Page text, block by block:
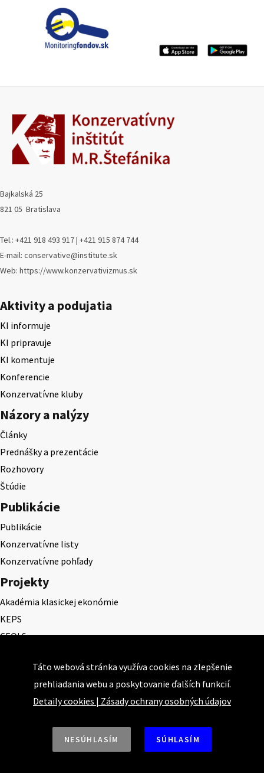
Bajkalská 25
821 05 Bratislava
Tel.: +421 918 493 917 | +421 915 874 744
E-mail: conservative@institute.sk
Web: https://www.konzervativizmus.sk
Aktivity a podujatia
KI informuje
KI pripravuje
KI komentuje
Konferencie
Konzervatívne kluby
Názory a nalýzy
Články
Prednášky a prezentácie
Rozhovory
Štúdie
Publikácie
Publikácie
Konzervatívne listy
Konzervatívne pohľady
Projekty
Akadémia klasickej ekonómie
KEPS
CEQLS
Cena Ernesta Valka
Študentská esej
Deň daňového odbremenenia
Táto webová stránka využíva cookies na zlepšenie
prehliadania webu a poskytovanie ďalších funkcií.
Detaily cookies | Zásady ochrany osobných údajov
NESÚHLASÍM SÚHLASÍM